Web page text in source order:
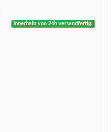
Innerhalb von 24h versandfertig.